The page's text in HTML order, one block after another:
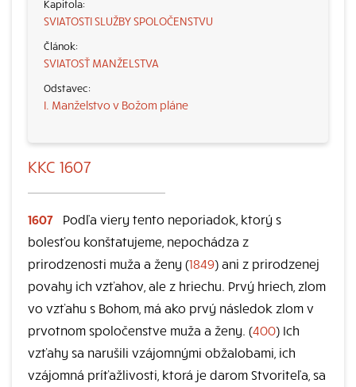
SVIATOSTI SLUŽBY SPOLOČENSTVU
SVIATOSŤ MANŽELSTVA
I. Manželstvo v Božom pláne
KKC 1607
1607
Podľa viery tento neporiadok, ktorý s
bolesťou konštatujeme, nepochádza z
prirodzenosti muža a ženy (1849) ani z prirodzenej
povahy ich vzťahov, ale z hriechu. Prvý hriech, zlom
vo vzťahu s Bohom, má ako prvý následok zlom v
prvotnom spoločenstve muža a ženy. (400) Ich
vzťahy sa narušili vzájomnými obžalobami, ich
vzájomná príťažlivosti, ktorá je darom Stvoriteľa, sa